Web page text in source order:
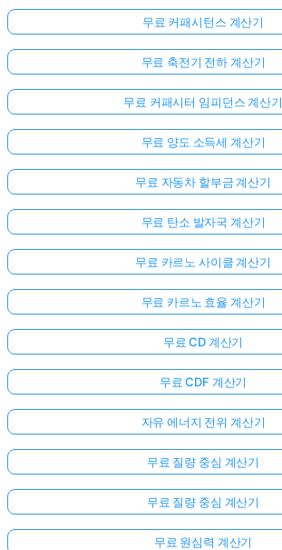
무료 커패시턴스 계산기
무료 축전기 전하 계산기
무료 커패시터 임피던스 계산기
무료 양도 소득세 계산기
무료 자동차 할부금 계산기
무료 탄소 발자국 계산기
무료 카르노 사이클 계산기
무료 카르노 효율 계산기
무료 CD 계산기
무료 CDF 계산기
자유 에너지 전위 계산기
무료 질량 중심 계산기
무료 질량 중심 계산기
무료 원심력 계산기